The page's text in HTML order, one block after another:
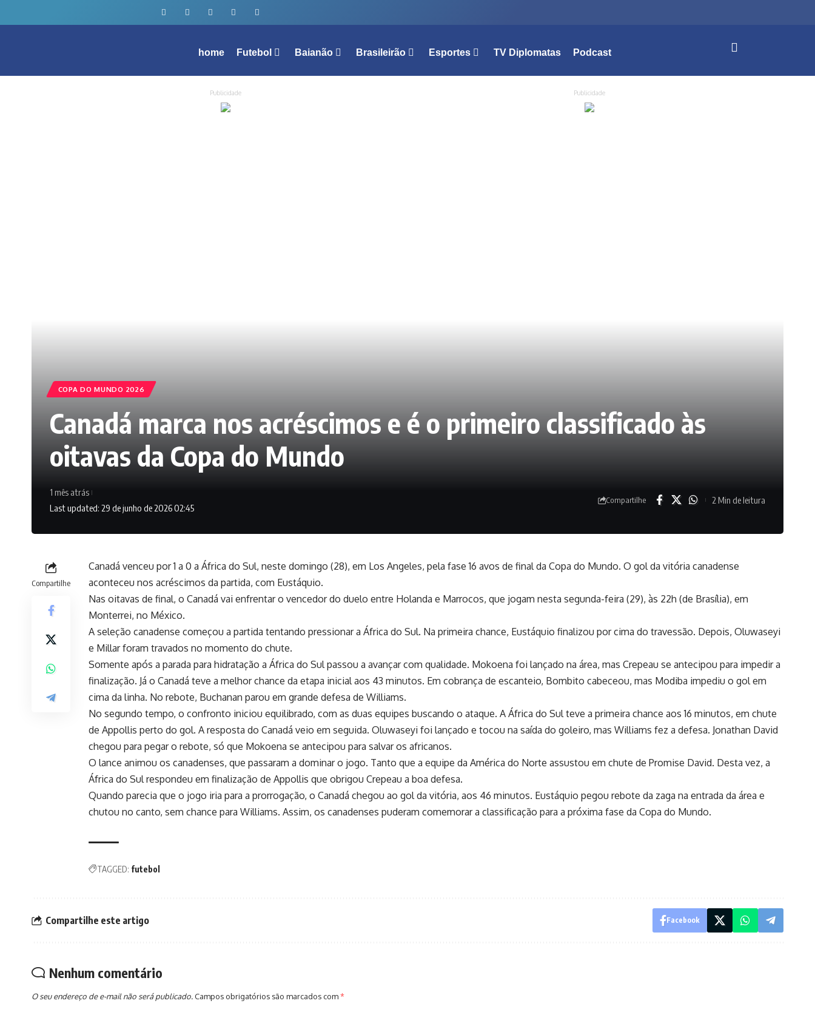
home Futebol Baianão Brasileirão Esportes TV Diplomatas Podcast
Publicidade Publicidade
COPA DO MUNDO 2026
Canadá marca nos acréscimos e é o primeiro classificado às
oitavas da Copa do Mundo
Last updated: 29 de junho de 2026 02:45
1 mês atrás
Compartilhe 2 Min de leitura
Compartilhe
Canadá venceu por 1 a 0 a África do Sul, neste domingo (28), em Los Angeles, pela fase 16 avos de final da Copa do Mundo. O gol da vitória canadense
aconteceu nos acréscimos da partida, com Eustáquio.
Nas oitavas de final, o Canadá vai enfrentar o vencedor do duelo entre Holanda e Marrocos, que jogam nesta segunda-feira (29), às 22h (de Brasília), em
Monterrei, no México.
A seleção canadense começou a partida tentando pressionar a África do Sul. Na primeira chance, Eustáquio finalizou por cima do travessão. Depois, Oluwaseyi
e Millar foram travados no momento do chute.
Somente após a parada para hidratação a África do Sul passou a avançar com qualidade. Mokoena foi lançado na área, mas Crepeau se antecipou para impedir a
finalização. Já o Canadá teve a melhor chance da etapa inicial aos 43 minutos. Em cobrança de escanteio, Bombito cabeceou, mas Modiba impediu o gol em
cima da linha. No rebote, Buchanan parou em grande defesa de Williams.
No segundo tempo, o confronto iniciou equilibrado, com as duas equipes buscando o ataque. A África do Sul teve a primeira chance aos 16 minutos, em chute
de Appollis perto do gol. A resposta do Canadá veio em seguida. Oluwaseyi foi lançado e tocou na saída do goleiro, mas Williams fez a defesa. Jonathan David
chegou para pegar o rebote, só que Mokoena se antecipou para salvar os africanos.
O lance animou os canadenses, que passaram a dominar o jogo. Tanto que a equipe da América do Norte assustou em chute de Promise David. Desta vez, a
África do Sul respondeu em finalização de Appollis que obrigou Crepeau a boa defesa.
Quando parecia que o jogo iria para a prorrogação, o Canadá chegou ao gol da vitória, aos 46 minutos. Eustáquio pegou rebote da zaga na entrada da área e
chutou no canto, sem chance para Williams. Assim, os canadenses puderam comemorar a classificação para a próxima fase da Copa do Mundo.
TAGGED: futebol
Compartilhe este artigo Facebook
Nenhum comentário
O seu endereço de e-mail não será publicado. Campos obrigatórios são marcados com*